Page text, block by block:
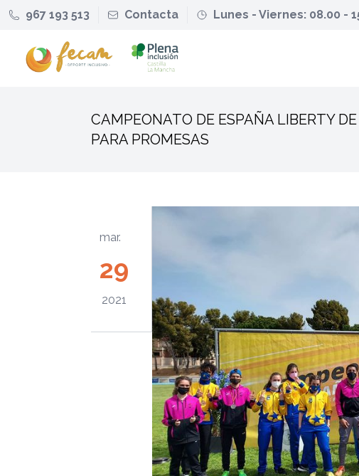
967 193 513 Contacta Lunes - Viernes: 08.00 -
CAMPEONATO DE ESPAÑA LIBERTY
PARA PROMESAS
mar.
29
2021